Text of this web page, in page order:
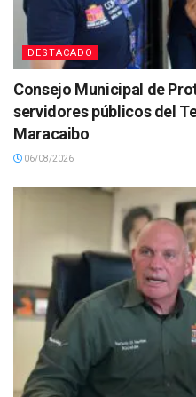
DESTACADO
Consejo Municipal de
servidores públicos del
Maracaibo
06/08/2026